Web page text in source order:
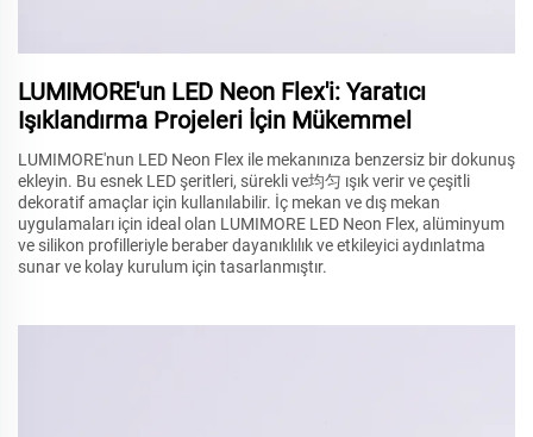
LUMIMORE'un LED Neon Flex'i: Yaratıcı
Işıklandırma Projeleri İçin Mükemmel
LUMIMORE'nun LED Neon Flex ile mekanınıza benzersiz bir dokunuş
ekleyin. Bu esnek LED şeritleri, sürekli ve均匀 ışık verir ve çeşitli
dekoratif amaçlar için kullanılabilir. İç mekan ve dış mekan
uygulamaları için ideal olan LUMIMORE LED Neon Flex, alüminyum
ve silikon profilleriyle beraber dayanıklılık ve etkileyici aydınlatma
sunar ve kolay kurulum için tasarlanmıştır.